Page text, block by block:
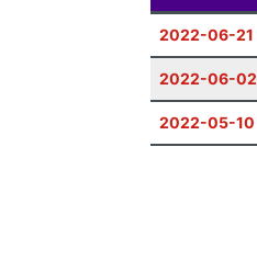
2022-06-21
2022-06-02
2022-05-10